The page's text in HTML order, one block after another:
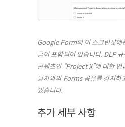
Google Form의 이 스크린샷에
급이 포함되어 있습니다. DLP
콘텐츠인 “Project X”에 대한 언
답자와의 Forms 공유를 감지하
있습니다.
추가 세부 사항